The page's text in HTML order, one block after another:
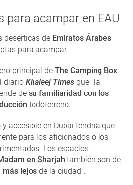
para acampar en EAU
desérticas de Emiratos Árabes
para acampar.
principal de The Camping Box,
diario Khaleej Times que "la
de su familiaridad con los
todoterreno.
y accesible en Dubai tendría que
para los aficionados o los
Los espacios
en Sharjah también son de
más lejos de la ciudad".